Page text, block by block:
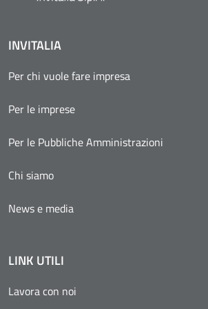
INVITALIA
Per chi vuole fare impresa
Per le imprese
Per le Pubbliche Amministrazioni
Chi siamo
News e media
LINK UTILI
Lavora con noi